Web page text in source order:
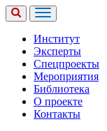
Институт
Эксперты
Спецпроекты
Мероприятия
Библиотека
О проекте
Контакты